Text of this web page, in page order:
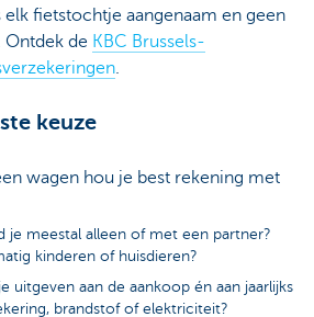
fietstochtje aangenaam en geen
Ontdek de KBC Brussels-
.
keuze
wagen hou je best rekening met
je meestal alleen of met een partner?
kinderen of huisdieren?
uitgeven aan de aankoop én aan jaarlijks
brandstof of elektriciteit?